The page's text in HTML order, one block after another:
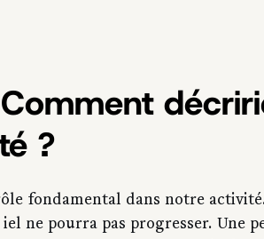
?
fondamental dans notre
ne pourra pas progresser. Une